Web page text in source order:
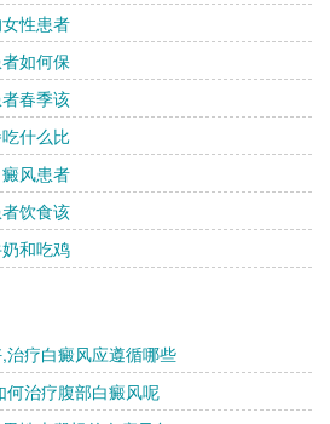
性患者
如何保
春季该
什么比
风患者
饮食该
和吃鸡
治疗白癜风应遵循哪些
何治疗腹部白癜风呢